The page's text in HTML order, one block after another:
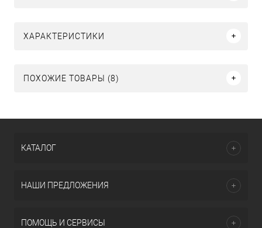
ХАРАКТЕРИСТИКИ
ПОХОЖИЕ ТОВАРЫ (8)
КАТАЛОГ
НАШИ ПРЕДЛОЖЕНИЯ
ПОМОЩЬ И СЕРВИСЫ